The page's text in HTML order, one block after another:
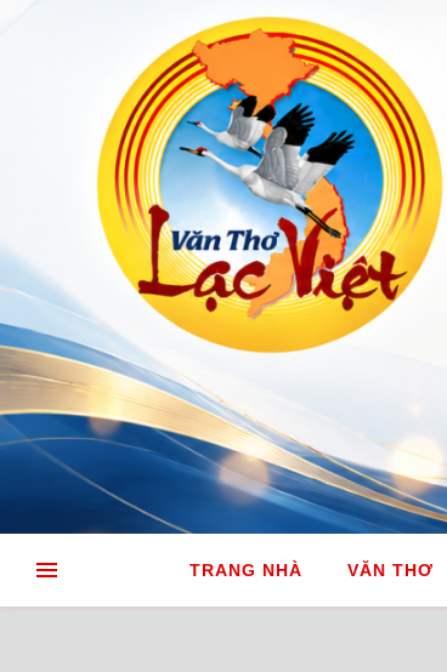
TRANG NHÀ VĂN THƠ